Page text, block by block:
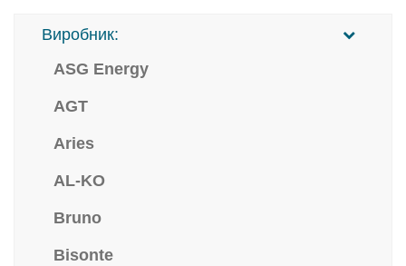
Виробник:
ASG Energy
AGT
Aries
AL-KO
Bruno
Bisonte